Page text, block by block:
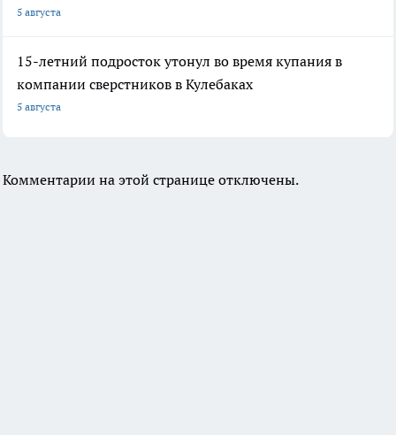
5 августа
15-летний подросток утонул во время купания в
компании сверстников в Кулебаках
5 августа
Комментарии на этой странице отключены.